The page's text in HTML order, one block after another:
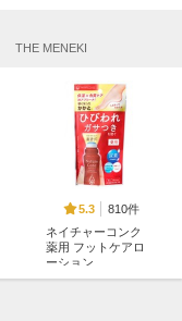
THE MENEKI
5.3
810件
ネイチャーコンク
薬用 フットケアロ
ーション